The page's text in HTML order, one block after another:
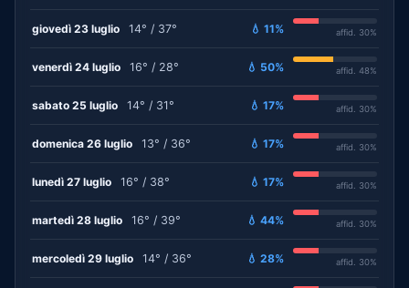
giovedì 23 luglio 14° / 37° 💧 11% affid. 30%
venerdì 24 luglio 16° / 28° 💧 50% affid. 48%
sabato 25 luglio 14° / 31° 💧 17% affid. 30%
domenica 26 luglio 13° / 36° 💧 17% affid. 30%
lunedì 27 luglio 16° / 38° 💧 17% affid. 30%
martedì 28 luglio 16° / 39° 💧 44% affid. 30%
mercoledì 29 luglio 14° / 36° 💧 28% affid. 30%